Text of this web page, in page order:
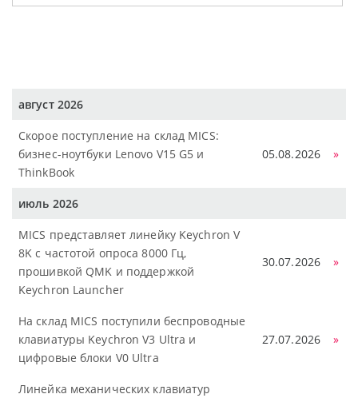
август 2026
Скорое поступление на склад MICS:
бизнес-ноутбуки Lenovo V15 G5 и
ThinkBook
05.08.2026 »
июль 2026
MICS представляет линейку Keychron V
8K с частотой опроса 8000 Гц,
прошивкой QMK и поддержкой
Keychron Launcher
30.07.2026 »
На склад MICS поступили беспроводные
клавиатуры Keychron V3 Ultra и
цифровые блоки V0 Ultra
27.07.2026 »
Линейка механических клавиатур